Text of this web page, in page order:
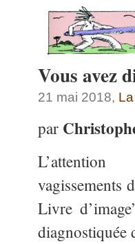
Vous avez
21 mai 2018,
par
vagissements
Livre
diagnostiquée